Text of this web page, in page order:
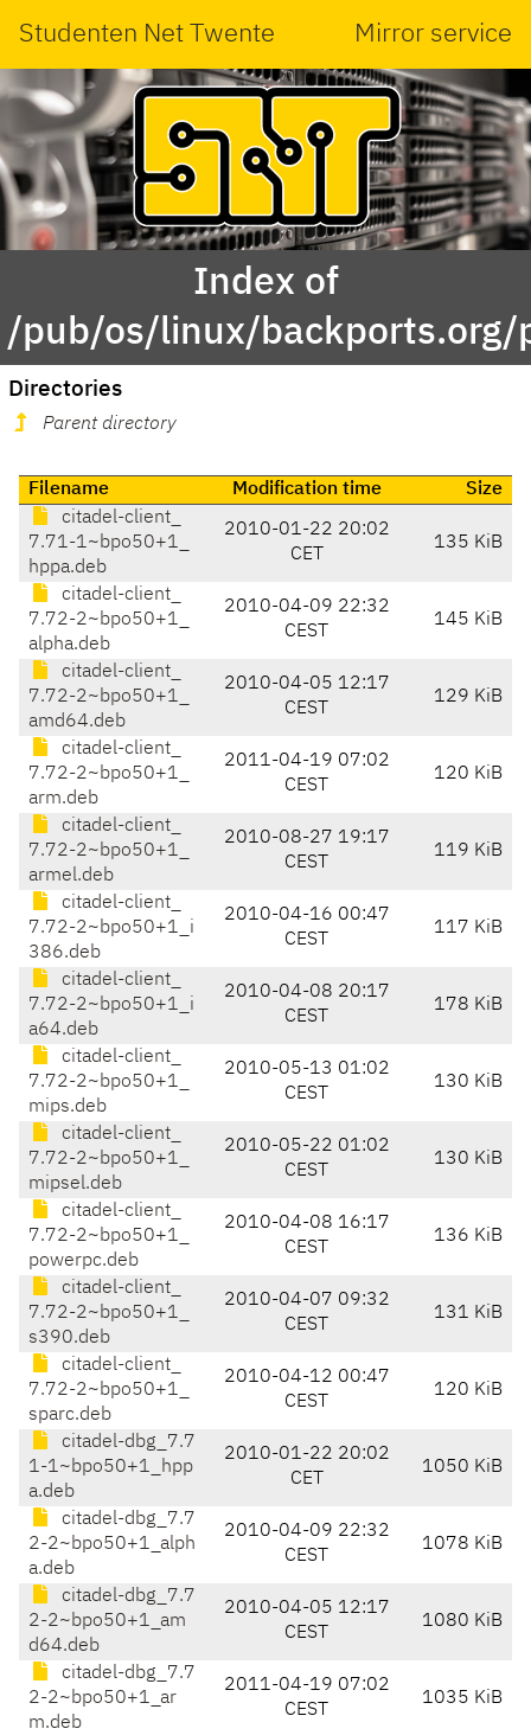
Studenten Net Twente Mirror service
Index of
/pub/os/linux/
Directories
Parent directory
Filename Modification time
Size
citadel-client_
7.71-1~bpo50+1_
hppa.deb
2010-01-22 20:02
CET
135 KiB
citadel-client_
7.72-2~bpo50+1_
alpha.deb
2010-04-09 22:32
CEST
145 KiB
citadel-client_
7.72-2~bpo50+1_
amd64.deb
2010-04-05 12:17
CEST
129 KiB
citadel-client_
7.72-2~bpo50+1_
arm.deb
2011-04-19 07:02
CEST
120 KiB
citadel-client_
7.72-2~bpo50+1_
armel.deb
2010-08-27 19:17
CEST
119 KiB
citadel-client_
7.72-2~bpo50+1_i
386.deb
2010-04-16 00:47
CEST
117 KiB
citadel-client_
7.72-2~bpo50+1_i
a64.deb
2010-04-08 20:17
CEST
178 KiB
citadel-client_
7.72-2~bpo50+1_
mips.deb
2010-05-13 01:02
CEST
130 KiB
citadel-client_
7.72-2~bpo50+1_
mipsel.deb
2010-05-22 01:02
CEST
130 KiB
citadel-client_
7.72-2~bpo50+1_
powerpc.deb
2010-04-08 16:17
CEST
136 KiB
citadel-client_
7.72-2~bpo50+1_
s390.deb
2010-04-07 09:32
CEST
131 KiB
citadel-client_
7.72-2~bpo50+1_
sparc.deb
2010-04-12 00:47
CEST
120 KiB
citadel-dbg_7.7
1-1~bpo50+1_hpp
a.deb
2010-01-22 20:02
CET
1050 KiB
citadel-dbg_7.7
2-2~bpo50+1_alph
a.deb
2010-04-09 22:32
CEST
1078 KiB
citadel-dbg_7.7
2-2~bpo50+1_am
d64.deb
2010-04-05 12:17
CEST
1080 KiB
citadel-dbg_7.7
2-2~bpo50+1_ar
m.deb
2011-04-19 07:02
CEST
1035 KiB